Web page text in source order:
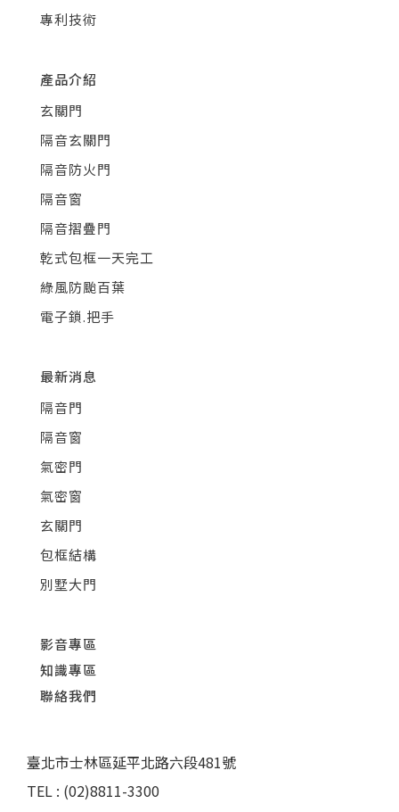
專利技術
產品介紹
玄關門
隔音玄關門
隔音防火門
隔音窗
隔音摺疊門
乾式包框一天完工
綠風防颱百葉
電子鎖.把手
最新消息
隔音門
隔音窗
氣密門
氣密窗
玄關門
包框結構
別墅大門
影音專區
知識專區
聯絡我們
臺北市士林區延平北路六段481號
TEL : (02)8811-3300